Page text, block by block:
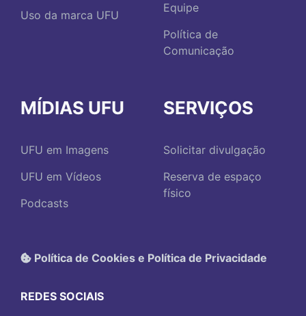
Uso da marca UFU
Equipe
Política de
Comunicação
MÍDIAS UFU
UFU em Imagens
UFU em Vídeos
Podcasts
SERVIÇOS
Solicitar divulgação
Reserva de espaço
físico
Política de Cookies e Política de Privacidade
REDES SOCIAIS